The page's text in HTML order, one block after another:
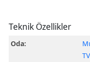
Teknik Özellikler
Oda: